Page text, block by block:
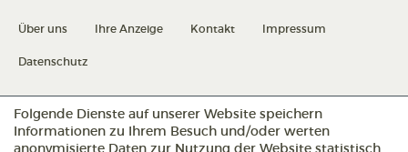
Über uns Ihre Anzeige Kontakt Impressum
Datenschutz
Datenschutz konfigurieren
Folgende Dienste auf unserer Website speichern
Informationen zu Ihrem Besuch und/oder werten
anonymisierte Daten zur Nutzung der Website statistisch